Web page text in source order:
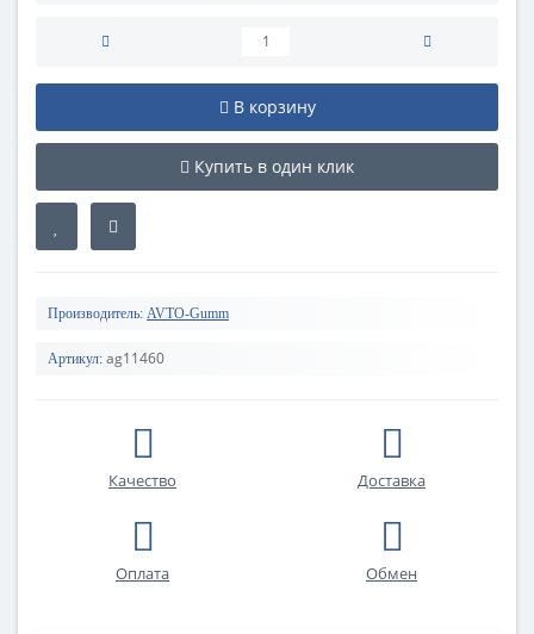
В корзину
Купить в один клик
Производитель: AVTO-Gumm
Артикул: ag11460
Качество Доставка
Оплата Обмен